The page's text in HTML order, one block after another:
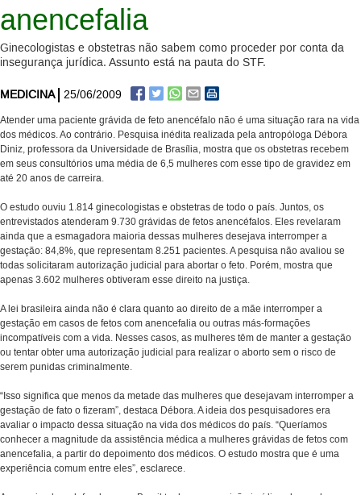
anencefalia
Ginecologistas e obstetras não sabem como proceder por conta da
insegurança jurídica. Assunto está na pauta do STF.
MEDICINA 25/06/2009
Atender uma paciente grávida de feto anencéfalo não é uma situação rara na vida
dos médicos. Ao contrário. Pesquisa inédita realizada pela antropóloga Débora
Diniz, professora da Universidade de Brasília, mostra que os obstetras recebem
em seus consultórios uma média de 6,5 mulheres com esse tipo de gravidez em
até 20 anos de carreira.
O estudo ouviu 1.814 ginecologistas e obstetras de todo o país. Juntos, os
entrevistados atenderam 9.730 grávidas de fetos anencéfalos. Eles revelaram
ainda que a esmagadora maioria dessas mulheres desejava interromper a
gestação: 84,8%, que representam 8.251 pacientes. A pesquisa não avaliou se
todas solicitaram autorização judicial para abortar o feto. Porém, mostra que
apenas 3.602 mulheres obtiveram esse direito na justiça.
A lei brasileira ainda não é clara quanto ao direito de a mãe interromper a
gestação em casos de fetos com anencefalia ou outras más-formações
incompatíveis com a vida. Nesses casos, as mulheres têm de manter a gestação
ou tentar obter uma autorização judicial para realizar o aborto sem o risco de
serem punidas criminalmente.
“Isso significa que menos da metade das mulheres que desejavam interromper a
gestação de fato o fizeram”, destaca Débora. A ideia dos pesquisadores era
avaliar o impacto dessa situação na vida dos médicos do país. “Queríamos
conhecer a magnitude da assistência médica a mulheres grávidas de fetos com
anencefalia, a partir do depoimento dos médicos. O estudo mostra que é uma
experiência comum entre eles”, esclarece.